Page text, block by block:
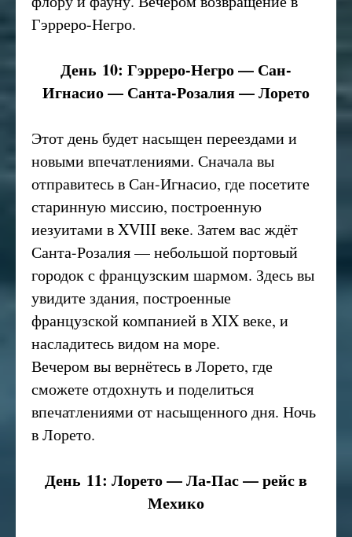
Гэрреро-Негро.
День 10: Гэрреро-Негро — Сан-
Игнасио — Санта-Розалия — Лорето
Этот день будет насыщен переездами и
новыми впечатлениями. Сначала вы
отправитесь в Сан-Игнасио, где посетите
старинную миссию, построенную
иезуитами в XVIII веке. Затем вас ждёт
Санта-Розалия — небольшой портовый
городок с французским шармом. Здесь вы
увидите здания, построенные
французской компанией в XIX веке, и
насладитесь видом на море.
Вечером вы вернётесь в Лорето, где
сможете отдохнуть и поделиться
впечатлениями от насыщенного дня. Ночь
в Лорето.
День 11: Лорето — Ла-Пас — рейс в
Мехико